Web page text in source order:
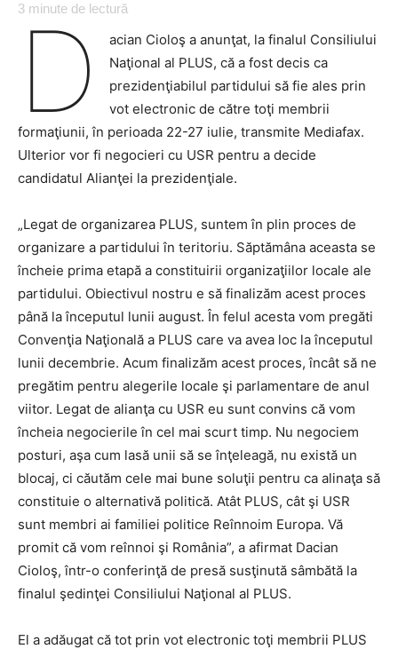
3 minute de lectură
D
acian Cioloş a anunţat, la finalul Consiliului
Naţional al PLUS, că a fost decis ca
prezidenţiabilul partidului să fie ales prin
vot electronic de către toţi membrii
formaţiunii, în perioada 22-27 iulie, transmite Mediafax.
Ulterior vor fi negocieri cu USR pentru a decide
candidatul Alianţei la prezidenţiale.
„Legat de organizarea PLUS, suntem în plin proces de
organizare a partidului în teritoriu. Săptămâna aceasta se
încheie prima etapă a constituirii organizaţiilor locale ale
partidului. Obiectivul nostru e să finalizăm acest proces
până la începutul lunii august. În felul acesta vom pregăti
Convenţia Naţională a PLUS care va avea loc la începutul
lunii decembrie. Acum finalizăm acest proces, încât să ne
pregătim pentru alegerile locale şi parlamentare de anul
viitor. Legat de alianţa cu USR eu sunt convins că vom
încheia negocierile în cel mai scurt timp. Nu negociem
posturi, aşa cum lasă unii să se înţeleagă, nu există un
blocaj, ci căutăm cele mai bune soluţii pentru ca alinaţa să
constituie o alternativă politică. Atât PLUS, cât şi USR
sunt membri ai familiei politice Reînnoim Europa. Vă
promit că vom reînnoi şi România”, a afirmat Dacian
Cioloş, într-o conferinţă de presă susţinută sâmbătă la
finalul şedinţei Consiliului Naţional al PLUS.
El a adăugat că tot prin vot electronic toţi membrii PLUS